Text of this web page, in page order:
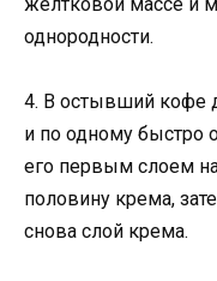
однородности.
4. В остывший кофе
и по одному быстро
его первым слоем
половину крема,
снова слой крема.